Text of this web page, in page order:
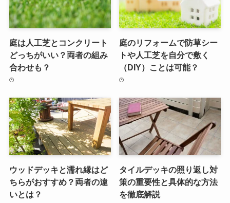
庭は人工芝とコンクリート
どっちがいい？両者の組み
合わせも？
庭のリフォームで防草シー
トや人工芝を自分で敷く
（DIY）ことは可能？
ウッドデッキと濡れ縁はど
ちらがおすすめ？両者の違
いとは？
タイルデッキの照り返し対
策の重要性と具体的な方法
を徹底解説